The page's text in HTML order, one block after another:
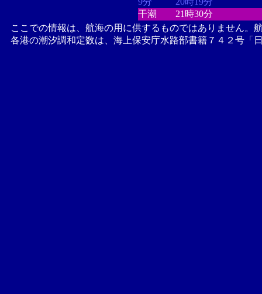
干潮
21時30分
ここでの情報は、航海の用に供するものではありません。
各港の潮汐調和定数は、海上保安庁水路部書籍７４２号「